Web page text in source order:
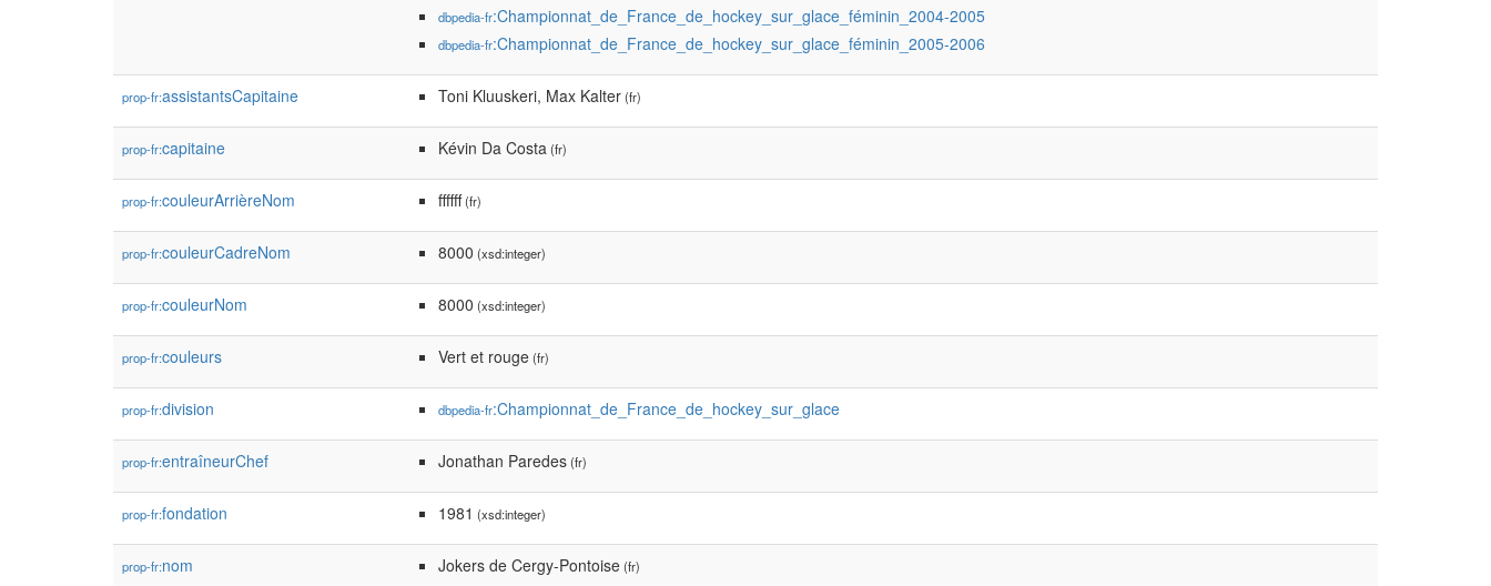
dbpedia-fr:Championnat_de_France_de_hockey_sur_glace_féminin_2004-2005
dbpedia-fr:Championnat_de_France_de_hockey_sur_glace_féminin_2005-2006
prop-fr:assistantsCapitaine Toni Kluuskeri, Max Kalter(fr)
prop-fr:capitaine Kévin Da Costa(fr)
prop-fr:couleurArrièreNom ffffff(fr)
prop-fr:couleurCadreNom 8000 (xsd:integer)
prop-fr:couleurNom 8000 (xsd:integer)
prop-fr:couleurs Vert et rouge(fr)
prop-fr:division dbpedia-fr:Championnat_de_France_de_hockey_sur_glace
prop-fr:entraîneurChef Jonathan Paredes(fr)
prop-fr:fondation 1981 (xsd:integer)
prop-fr:nom Jokers de Cergy-Pontoise(fr)